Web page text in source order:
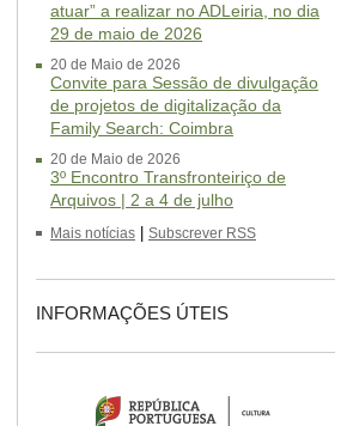
atuar” a realizar no ADLeiria, no dia
29 de maio de 2026
20 de Maio de 2026
Convite para Sessão de divulgação
de projetos de digitalização da
Family Search: Coimbra
20 de Maio de 2026
3º Encontro Transfronteiriço de
Arquivos | 2 a 4 de julho
Mais notícias Subscrever RSS
INFORMAÇÕES ÚTEIS